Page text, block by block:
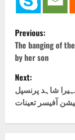
P
o
s
t
n
Previous:
The banging of
by her son
Next:
شاہد پرنسپل
آفیسر تعینات